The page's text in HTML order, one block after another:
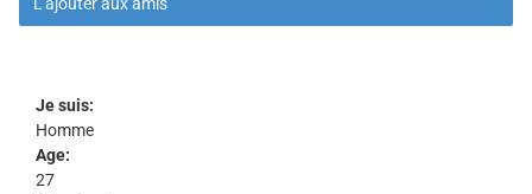
Je suis:
Homme
Age:
27